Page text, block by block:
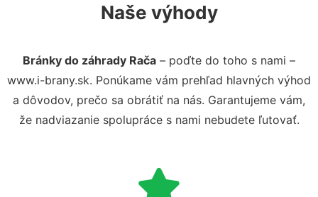
Naše výhody
Bránky do záhrady Rača – poďte do toho s nami –
www.i-brany.sk. Ponúkame vám prehľad hlavných výhod
a dôvodov, prečo sa obrátiť na nás. Garantujeme vám,
že nadviazanie spolupráce s nami nebudete ľutovať.